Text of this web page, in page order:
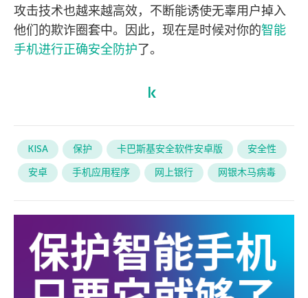
攻击技术也越来越高效，不断能诱使无辜用户掉入
他们的欺诈圈套中。因此，现在是时候对你的智能
手机进行正确安全防护了。
KISA 保护 卡巴斯基安全软件安卓版
安全性
安卓
手机应用程序 网上银行 网银木马病毒